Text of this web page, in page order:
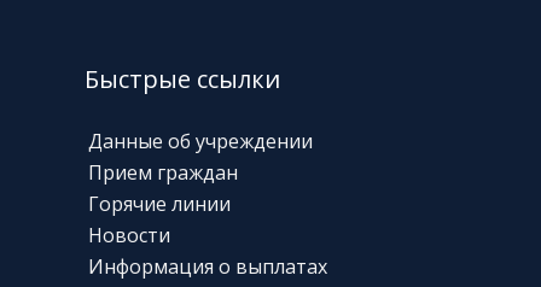
Быстрые ссылки
Данные об учреждении
Прием граждан
Горячие линии
Новости
Информация о выплатах